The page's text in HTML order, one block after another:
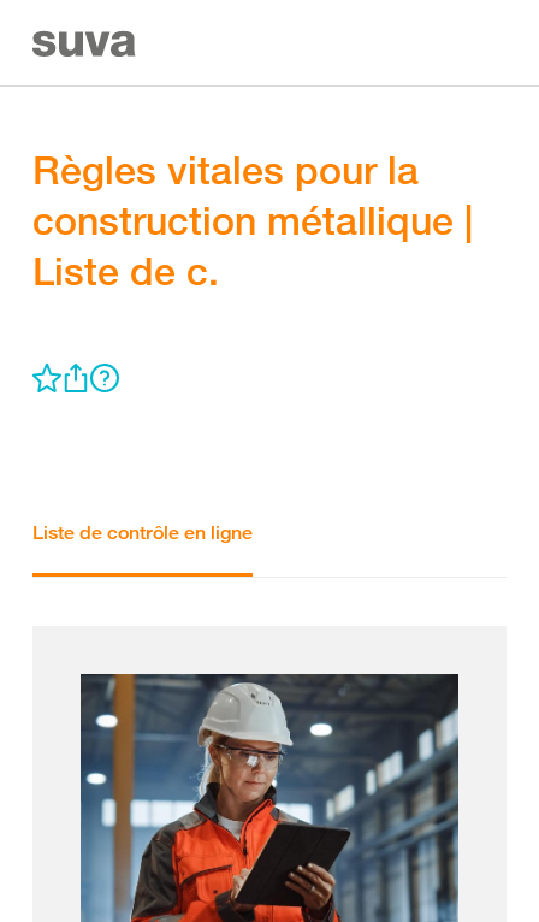
Règles vitales pour la
construction métallique |
Liste de c.
Liste de contrôle en ligne